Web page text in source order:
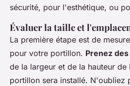
sécurité, pour l'esthétique, ou
Évaluer la taille et
La première étape est de
pour votre portillon. Prenez
de la largeur et de la hauteur
portillon sera installé. N'oubliez